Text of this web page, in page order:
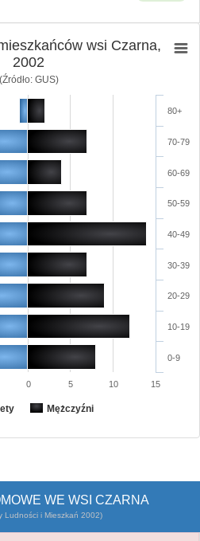
wsi Czarna,
2002
(Źródło: GUS)
Mężczyźni
0-9
10-19
20-29
30-39
40-49
50-59
60-69
70-79
80+
0 5 10 15
WE WSI CZARNA
Ludności i Mieszkań 2002)